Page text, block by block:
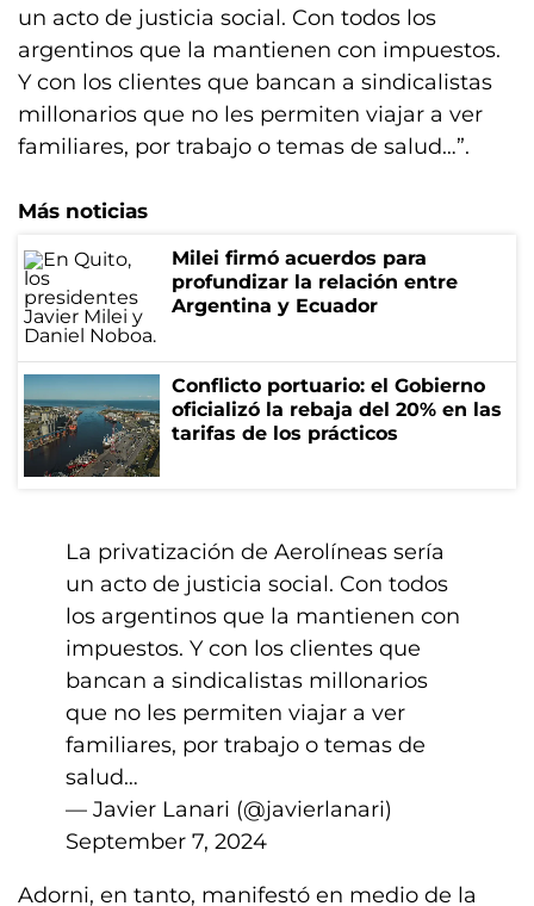
un acto de justicia social. Con todos los
argentinos que la mantienen con impuestos.
Y con los clientes que bancan a sindicalistas
millonarios que no les permiten viajar a ver
familiares, por trabajo o temas de salud…”.
Más noticias
Milei firmó acuerdos para
profundizar la relación entre
Argentina y Ecuador
Conflicto portuario: el Gobierno
oficializó la rebaja del 20% en las
tarifas de los prácticos
La privatización de Aerolíneas sería
un acto de justicia social. Con todos
los argentinos que la mantienen con
impuestos. Y con los clientes que
bancan a sindicalistas millonarios
que no les permiten viajar a ver
familiares, por trabajo o temas de
salud…
— Javier Lanari (@javierlanari)
September 7, 2024
Adorni, en tanto, manifestó en medio de la